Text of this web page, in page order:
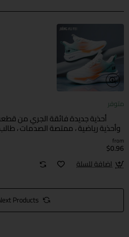
متوفر
أحذية جديدة فائقة الجري من
وأحذية رياضية ، ممتصة الصدمات ،
from
$0.96
اضافة للسلة
Products